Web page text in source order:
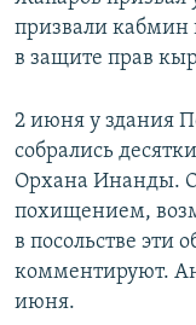
призвали
в защите прав
2 июня у здания
собрались
Орхана Инанды.
похищением,
в посольстве эти
комментируют.
июня.